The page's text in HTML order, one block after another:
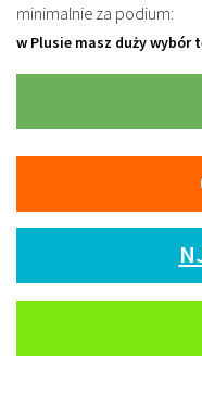
minimalnie za podium:
w Plusie masz duży wybór